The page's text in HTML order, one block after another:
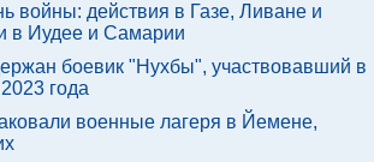
войны: действия в Газе, Ливане и
в Иудее и Самарии
боевик "Нухбы", участвовавший в
года
военные лагеря в Йемене,